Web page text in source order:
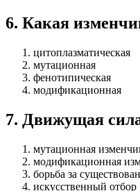
6. Какая
цитоплазматическая
мутационная
фенотипическая
модификационная
7. Движущая
мутационная
модификационная
борьба за
искусственный отбор